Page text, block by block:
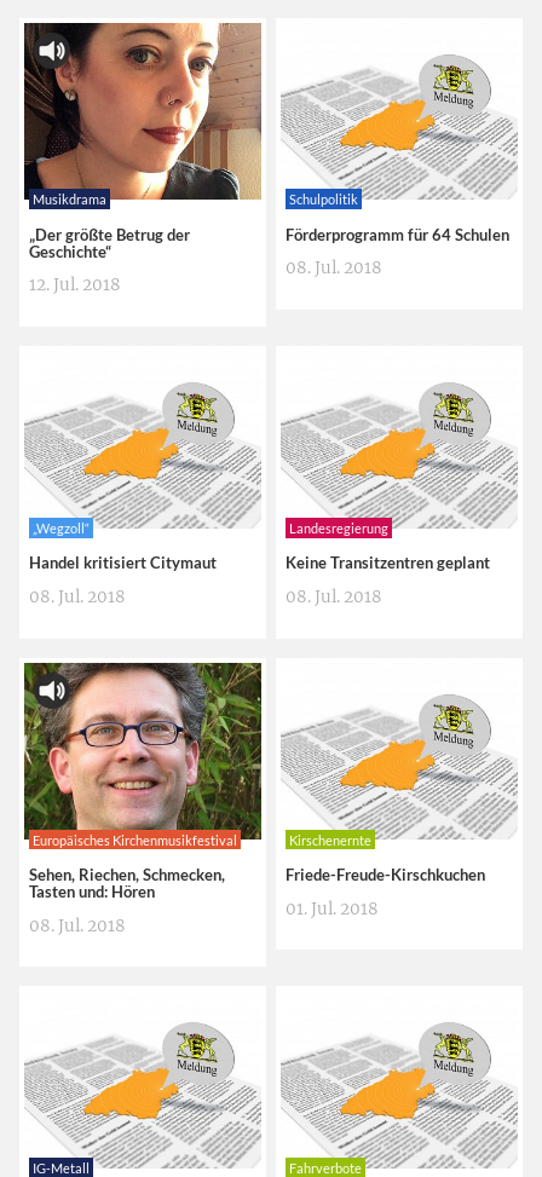
Musikdrama
„Der größte Betrug der
Geschichte“
12. Jul. 2018
Schulpolitik
Förderprogramm für 64 Schulen
08. Jul. 2018
„Wegzoll“
Handel kritisiert Citymaut
08. Jul. 2018
Landesregierung
Keine Transitzentren geplant
08. Jul. 2018
Europäisches Kirchenmusikfestival
Sehen, Riechen, Schmecken,
Tasten und: Hören
08. Jul. 2018
Kirschenernte
Friede-Freude-Kirschkuchen
01. Jul. 2018
IG-Metall Fahrverbote